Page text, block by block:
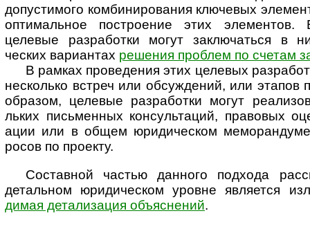
допусти­мого комбини­рования ключе­вых
оптима­льное постро­ение этих элемен­тов.
целевые разра­ботки могут заклю­чаться в
ческих вари­антах реше­ния проб­лем по счетам
В рамках проведения этих целевых
несколько встреч или обсуж­дений, или эта­пов
образом, целевые разра­ботки могут
льких пись­менных консу­ль­таций, правовых
ации или в общем юриди­ческом
росов по проекту.
Составной частью данного подхода
деталь­ном юриди­ческом уровне явля­ется
димая дета­ли­зация объяс­нений.